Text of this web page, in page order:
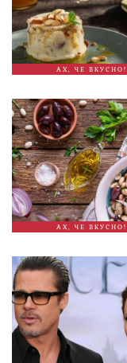
АХ, ЧЕ ВКУСНО!
АХ, ЧЕ ВКУСНО!